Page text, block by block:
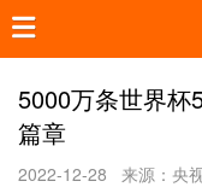
5000万条世界杯
篇章
2022-12-28 来源：央